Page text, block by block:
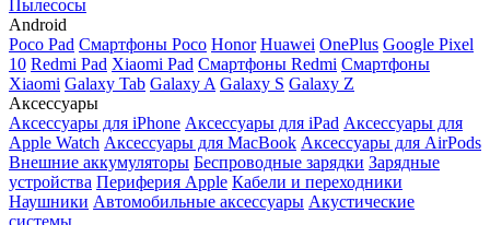
Пылесосы
Android
Poco Pad Смартфоны Poco Honor Huawei OnePlus Google Pixel
10 Redmi Pad Xiaomi Pad Смартфоны Redmi Смартфоны
Xiaomi Galaxy Tab Galaxy A Galaxy S Galaxy Z
Аксессуары
Аксессуары для iPhone Аксессуары для iPad Аксессуары для
Apple Watch Аксессуары для MacBook Аксессуары для AirPods
Внешние аккумуляторы Беспроводные зарядки Зарядные
устройства Периферия Apple Кабели и переходники
Наушники Автомобильные аксессуары Акустические
системы